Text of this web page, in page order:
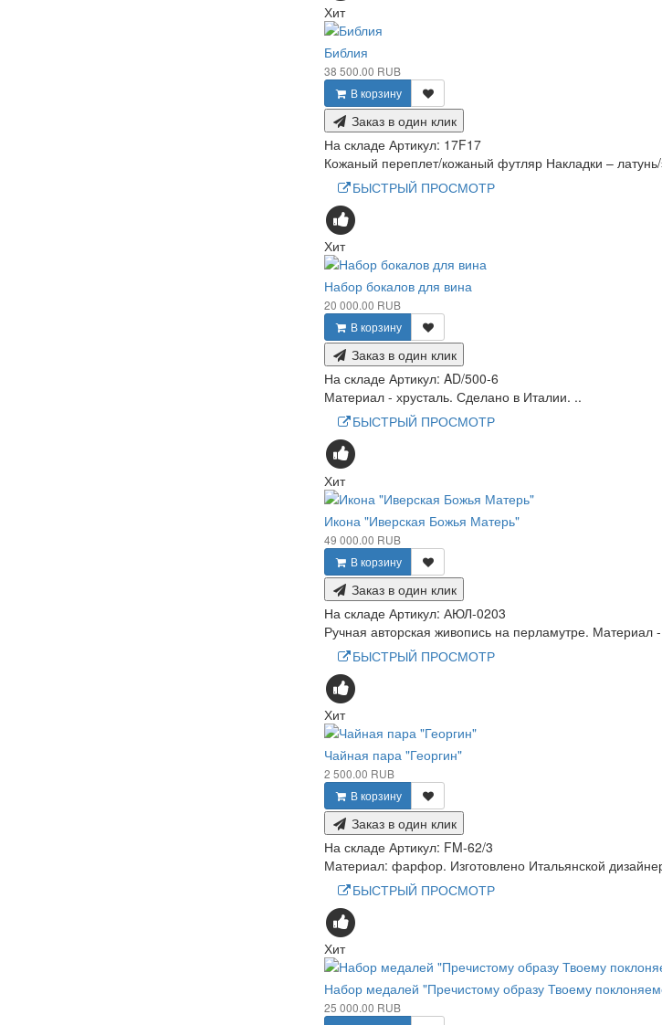
Хит
Библия
38 500.00 RUB
В корзину
Заказ в один клик
На складе Артикул: 17F17
Кожаный переплет/кожаный футляр Накладки –
БЫСТРЫЙ ПРОСМОТР
Хит
Набор бокалов для вина
20 000.00 RUB
В корзину
Заказ в один клик
На складе Артикул: AD/500-6
Материал - хрусталь. Сделано в Италии. ..
БЫСТРЫЙ ПРОСМОТР
Хит
Икона "Иверская Божья Матерь"
49 000.00 RUB
В корзину
Заказ в один клик
На складе Артикул: АЮЛ-0203
Ручная авторская живопись на перламутре. Материал
БЫСТРЫЙ ПРОСМОТР
Хит
Чайная пара "Георгин"
2 500.00 RUB
В корзину
Заказ в один клик
На складе Артикул: FM-62/3
Материал: фарфор. Изготовлено Итальянской
БЫСТРЫЙ ПРОСМОТР
Хит
Набор медалей "Пречистому образу Твоему
25 000.00 RUB